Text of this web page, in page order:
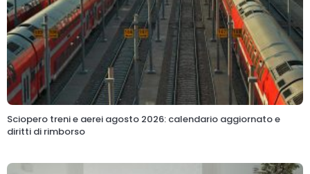
Sciopero treni e aerei agosto 2026: calendario aggiornato e
diritti di rimborso